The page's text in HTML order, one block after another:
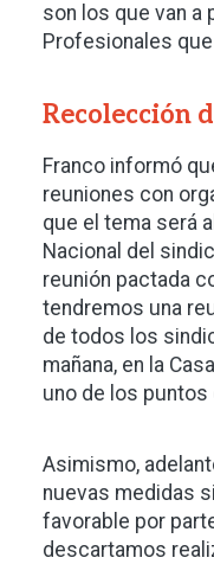
son los que van a
Profesionales
Recolección
Franco informó
reuniones con
que el tema será
Nacional del
reunión pactada
tendremos una
de todos los
mañana, en la
uno de los puntos
Asimismo,
nuevas medidas
favorable por
descartamos